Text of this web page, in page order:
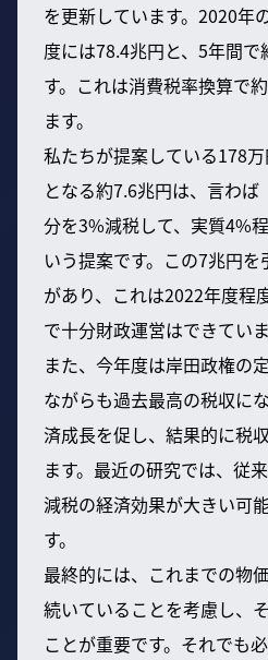
を更新しています。2020年
度には78.4兆円と、5年間
す。これは消費税率換算で
ます。
私たちが提案している178
となる約7.6兆円は、言わ
分を3%減税して、実質4%
いう提案です。この7兆円
があり、これは2022年度程
で十分財政運営はできていま
また、今年度は岸田政権の
ながらも過去最高の税収に
済成長を促し、結果的に税
ます。最近の研究では、従
減税の経済効果が大きい可
す。
最終的には、これまでの物
続いていることを考慮し、
ことが重要です。それでも